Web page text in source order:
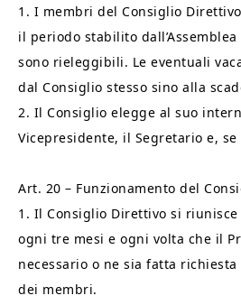
1. I membri del Consiglio
il periodo stabilito
sono rieleggibili. Le eventuali
dal Consiglio stesso sino alla
2. Il Consiglio elegge al suo
Vicepresidente, il Segretario e,
Art. 20 – Funzionamento del
1. Il Consiglio Direttivo si
ogni tre mesi e ogni volta che il
necessario o ne sia fatta
dei membri.